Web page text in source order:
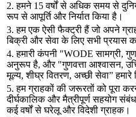
2. हमने 15 वर्षों से अधिक समय से
रूप से आपूर्ति और निर्यात किया है।
3. हम एक ऐसी फैक्ट्री हैं जो अपने
बिक्री और सेवा के लिए सभी प्रयास
4. हमारी कंपनी "WODE सामग्री,
अनुरूप है, और "गुणवत्ता आश्वासन,
मूल्य, शीघ्र वितरण, अच्छी सेवा” हमारे
5. हम ग्राहकों की जरूरतों को पूरा
दीर्घकालिक और मैत्रीपूर्ण सहयोग
कई वर्षों से घरेलू और विदेशी ग्राहक।